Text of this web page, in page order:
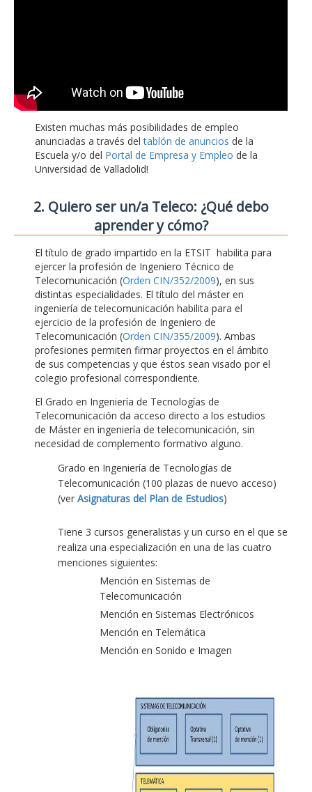
Existen muchas más posibilidades de empleo
anunciadas a través deltablón de anuncios de la
Escuela y/o del Portal de Empresa y Empleo de la
Universidad de Valladolid!
2. Quiero ser un/a Teleco: ¿Qué debo
aprender y cómo?
El título de grado impartido en la ETSIT habilita para
ejercer la profesión de Ingeniero Técnico de
Telecomunicación (Orden CIN/352/2009), en sus
distintas especialidades. El título del máster en
ingeniería de telecomunicación habilita para el
ejercicio de la profesión de Ingeniero de
Telecomunicación (Orden CIN/355/2009). Ambas
profesiones permiten firmar proyectos en el ámbito
de sus competencias y que éstos sean visado por el
colegio profesional correspondiente.
El Grado en Ingeniería de Tecnologías de
Telecomunicación da acceso directo a los estudios
de Máster en ingeniería de telecomunicación, sin
necesidad de complemento formativo alguno.
Grado en Ingeniería de Tecnologías de
Telecomunicación (100 plazas de nuevo acceso)
(ver Asignaturas del Plan de Estudios)
Tiene 3 cursos generalistas y un curso en el que se
realiza una especialización en una de las cuatro
menciones siguientes:
Mención en Sistemas de
Telecomunicación
Mención en Sistemas Electrónicos
Mención en Telemática
Mención en Sonido e Imagen